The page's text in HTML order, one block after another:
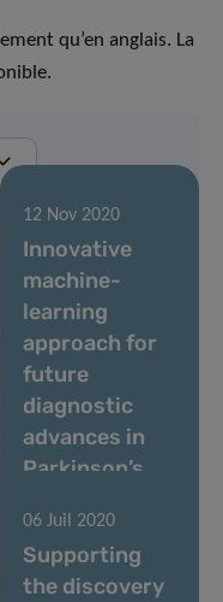
qu’en anglais. La
12 Nov 2020
Innovative
machine-
learning
approach for
future
diagnostic
advances in
Parkinson’s
06 Juil 2020
Supporting
the discovery